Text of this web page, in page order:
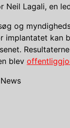
Neil Lagali, en
og
implantatet kan
blev